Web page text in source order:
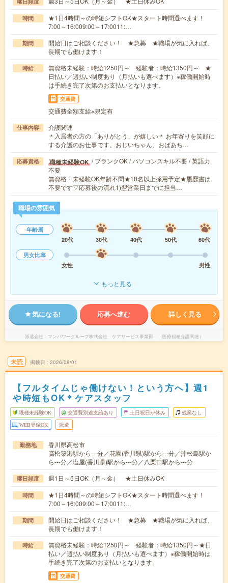
時間
★1日4時間～の時短シフトOK★スタート時間選べます！
7:00～16:009:00～17:0011:…
期間
開始日はご相談ください！ ★急募 ★職場が気に入れば、
長期でも働けます！
時給
無資格未経験：時給1250円～ 経験者：時給1350円～ ★
日払い／週払い制度あり（月払いも選べます）※稼働開始時
は手続き完了次第のお支払いとなります。
交通費
交通費全額支給※規定有
仕事内容
介護関連
＊入居者の方の「ありがとう」が嬉しい＊ お年寄りを笑顔に
する介護のお仕事です。おじいちゃん、おばあち…
応募資格 職種未経験OK / ブランクOK / パソコンスキル不要 / 英語力
不要
無資格・未経験OK年齢不問★10名以上採用予定★履歴書は
不要です▽応募後の流れ1)翌営業日までに担当…
職場の雰囲気
年齢層
20代
30代 40代 50代
60代
男女比率
女性
男性
もっと見る
気になる! 応募へ進む 詳しく見る
派遣会社 マンパワーグループ株式会社 ケアサービス事業部 （医療福祉介護関連）
未読 掲載日 2026/08/01
【フルタイムじゃ働けない！という方へ】週1
や時短もOK＊ケアスタッフ
職種未経験OK 交通費別途支給あり 土日祝日が休み 残業なし
WEB登録OK 派遣
勤務地
香川県高松市
高松築港駅から---分／花園(香川県)駅から---分／沖松島駅か
ら---分／塩屋(香川県)駅から---分／八栗口駅から---分
曜日頻度 週1日～5日OK（月～金） ★土日休みOK
時間
★1日4時間～の時短シフトOK★スタート時間選べます！
7:00～16:009:00～17:0011:…
期間
開始日はご相談ください！ ★急募 ★職場が気に入れば、
長期でも働けます！
時給
無資格未経験：時給1250円～ 経験者：時給1350円～★日
払い／週払い制度あり（月払いも選べます）※稼働開始時は
手続き完了次第のお支払いとなります。
交通費